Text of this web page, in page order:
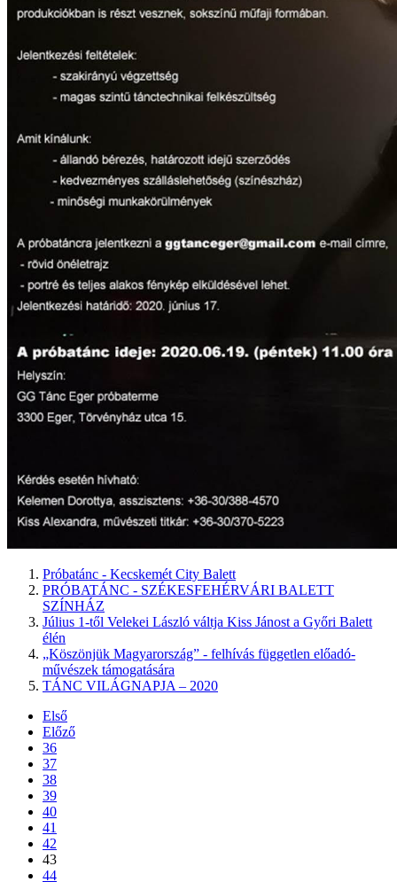
Próbatánc - Kecskemét City Balett
PRÓBATÁNC - SZÉKESFEHÉRVÁRI BALETT
SZÍNHÁZ
Július 1-től Velekei László váltja Kiss Jánost a Győri Balett
élén
„Köszönjük Magyarország” - felhívás független előadó-
művészek támogatására
TÁNC VILÁGNAPJA – 2020
Első
Előző
36
37
38
39
40
41
42
43
44